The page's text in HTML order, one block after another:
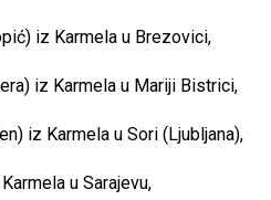
iz Karmela u Brezovici,
iz Karmela u Mariji Bistrici,
iz Karmela u Sori (Ljubljana),
u Sarajevu,